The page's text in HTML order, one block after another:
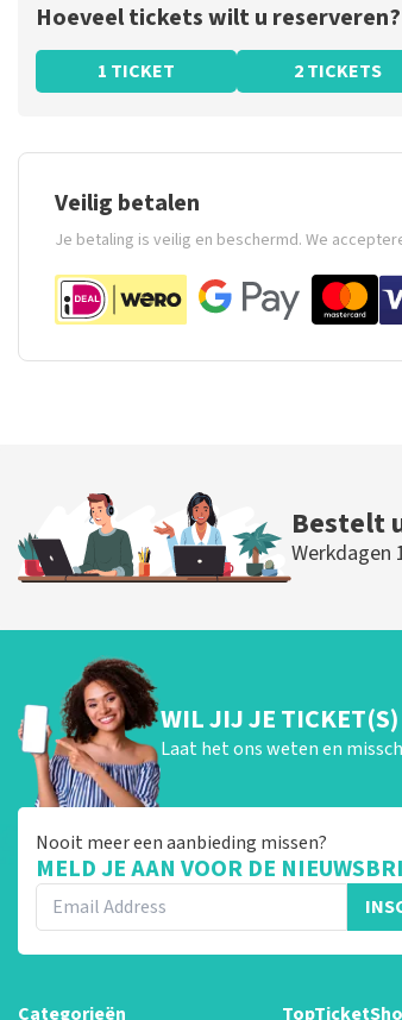
Hoeveel tickets wilt u reserveren?
1 TICKET 2 TICKETS
Veilig betalen
Je betaling is veilig en beschermd. We
Bestelt
Werkdagen
WIL JIJ JE
Laat het ons weten en
Nooit meer een aanbieding missen?
MELD JE AAN VOOR DE
Categorieën